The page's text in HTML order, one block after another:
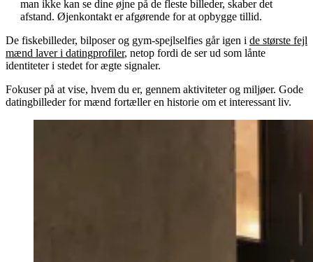
man ikke kan se dine øjne på de fleste billeder, skaber det
afstand. Øjenkontakt er afgørende for at opbygge tillid.
De fiskebilleder, bilposer og gym-spejlselfies går igen i de største fejl
mænd laver i datingprofiler, netop fordi de ser ud som lånte
identiteter i stedet for ægte signaler.
Fokuser på at vise, hvem du er, gennem aktiviteter og miljøer. Gode
datingbilleder for mænd fortæller en historie om et interessant liv.